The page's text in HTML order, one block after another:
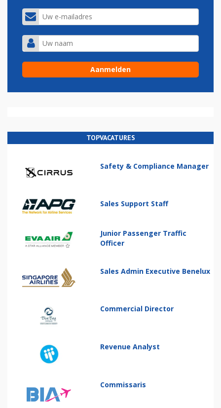
TOPVACATURES
Safety & Compliance Manager
Sales Support Staff
Junior Passenger Traffic
Officer
Sales Admin Executive Benelux
Commercial Director
Revenue Analyst
Commissaris